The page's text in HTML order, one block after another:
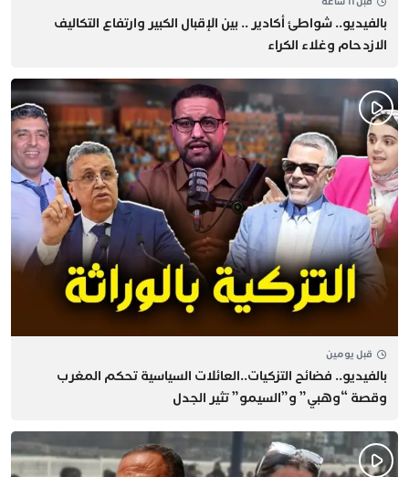
بالفيديو.. شواطئ أكادير .. بين الإقبال الكبير وارتفاع التكاليف
الازدحام وغلاء الكراء
قبل يومين
بالفيديو.. فضائح التزكيات..العائلات السياسية تحكم المغرب
وقصة “وهبي” و”السيمو” تثير الجدل